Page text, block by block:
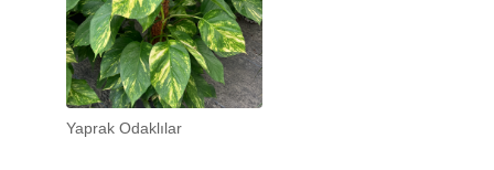
Yaprak Odaklılar